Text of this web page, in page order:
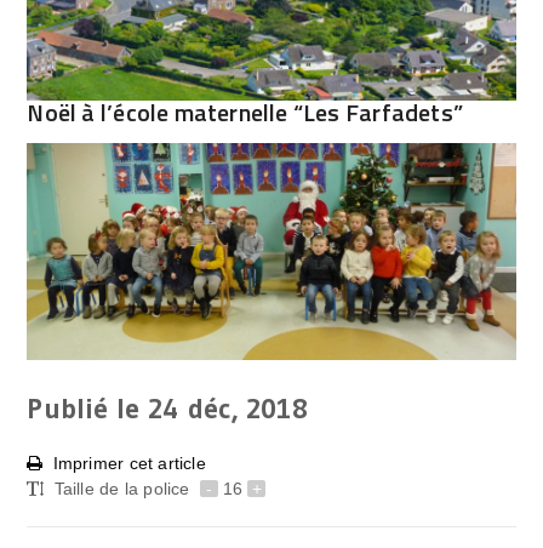
Noël à l’école maternelle “Les Farfadets”
Publié le 24 déc, 2018
Imprimer cet article
Taille de la police
- 16 +